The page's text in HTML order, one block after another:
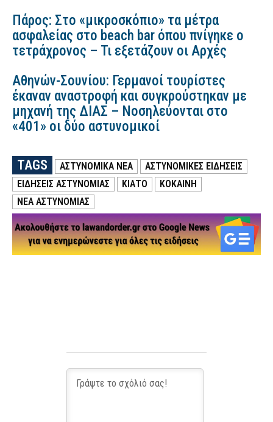
Πάρος: Στο «μικροσκόπιο» τα μέτρα
ασφαλείας στο beach bar όπου πνίγηκε ο
τετράχρονος – Τι εξετάζουν οι Αρχές
Αθηνών-Σουνίου: Γερμανοί τουρίστες
έκαναν αναστροφή και συγκρούστηκαν με
μηχανή της ΔΙΑΣ – Νοσηλεύονται στο
«401» οι δύο αστυνομικοί
TAGS ΑΣΤΥΝΟΜΙΚΑ ΝΕΑ
ΑΣΤΥΝΟΜΙΚΕΣ ΕΙΔΗΣΕΙΣ
ΕΙΔΗΣΕΙΣ ΑΣΤΥΝΟΜΙΑΣ
ΚΙΑΤΟ
ΚΟΚΑΙΝΗ
ΝΕΑ ΑΣΤΥΝΟΜΙΑΣ